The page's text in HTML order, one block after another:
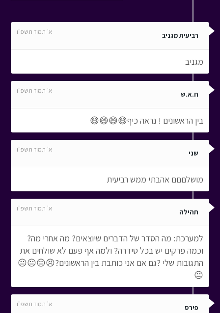
רביעית מגניב א' תמוז תשפ"ו
מגניב
ח.א.ש א' תמוז תשפ"ו
בין הראשונים ! נראה כיף😄😄😄😄
שני א' תמוז תשפ"ו
מושלםםם אהבתי ממש רביעית
תהילה א' תמוז תשפ"ו
למערכת: מה הסדר של הדברים שיוצאים? מה אחרי מה?
וכמה פרקים יש בכל סידרה? ולמה אף פעם לא שולחים את
התגובות שלי ?גם אם אני כותבת בין הראשונים?😣😑😐😐
😐
פירס א' תמוז תשפ"ו